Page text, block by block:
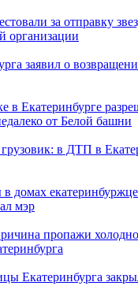
за отправку
организации
заявил о
в Екатеринбурге
от Белой башни
в ДТП в
домах
мэр
пропажи
Екатеринбурга